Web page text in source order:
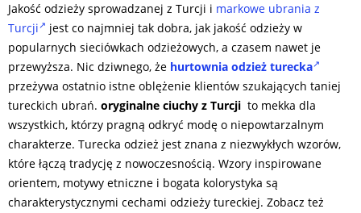
Jakość odzieży sprowadzanej z Turcji i markowe ubrania z
Turcji
jest co najmniej tak dobra, jak jakość odzieży w
popularnych sieciówkach odzieżowych, a czasem nawet je
przewyższa. Nic dziwnego, że hurtownia odzież turecka
przeżywa ostatnio istne oblężenie klientów szukających taniej
tureckich ubrań. oryginalne ciuchy z Turcji to mekka dla
wszystkich, którzy pragną odkryć modę o niepowtarzalnym
charakterze. Turecka odzież jest znana z niezwykłych wzorów,
które łączą tradycję z nowoczesnością. Wzory inspirowane
orientem, motywy etniczne i bogata kolorystyka są
charakterystycznymi cechami odzieży tureckiej. Zobacz też